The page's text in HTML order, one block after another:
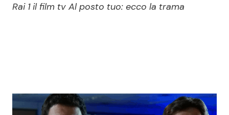
News Cinema News dal mondo
Rai 1 il film tv Al posto tuo: ecco la trama